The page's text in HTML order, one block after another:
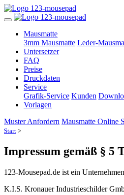
Mausmatte
3mm Mausmatte Leder-
Untersetzer
FAQ
Preise
Druckdaten
Service
Grafik-Service Kunden
Vorlagen
Muster Anfordern Mausmatte Online
Start >
Impressum gemäß § 5
123-Mousepad.de ist ein
K.I.S. Kronauer Industrieschilder